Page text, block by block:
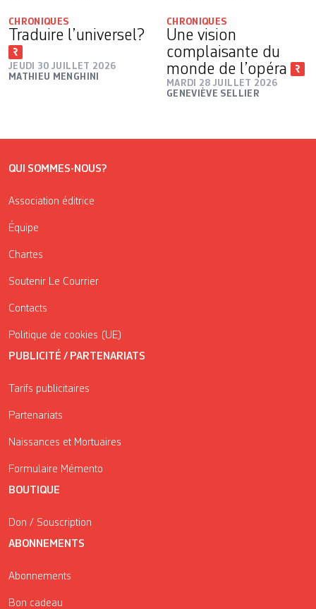
CHRONIQUES
Traduire l’universel?
JEUDI 30 JUILLET 2026
MATHIEU MENGHINI
CHRONIQUES
Une vision
complaisante du
monde de l’opéra
MARDI 28 JUILLET 2026
GENEVIÈVE SELLIER
QUI SOMMES-NOUS?
Association éditrice
Équipe
Chartes
Soutenir Le Courrier
Contacts
Politique de cookies (UE)
PUBLICITÉ / PARTENARIATS
Tarifs publicitaires
Partenariats
Naissances et Mortuaires
Formulaire Mémento
BOUTIQUE
Don / Souscription
ABONNEMENTS
Abonnements
Bon cadeau